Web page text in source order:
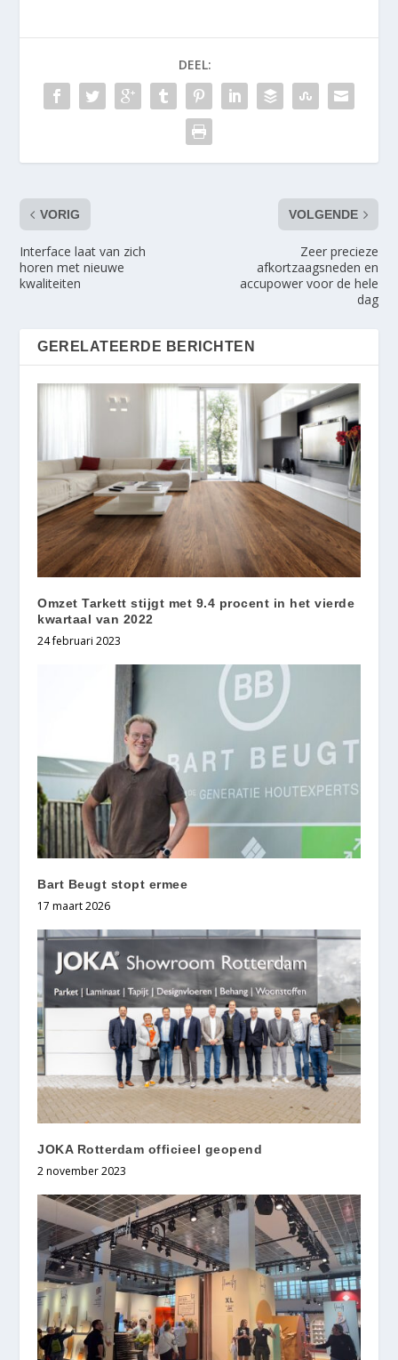
DEEL:
VORIG
Interface laat van zich
horen met nieuwe
kwaliteiten
VOLGENDE
Zeer precieze
afkortzaagsneden en
accupower voor de hele
dag
GERELATEERDE BERICHTEN
Omzet Tarkett stijgt met 9.4 procent in het vierde
kwartaal van 2022
24 februari 2023
Bart Beugt stopt ermee
17 maart 2026
JOKA Rotterdam officieel geopend
2 november 2023